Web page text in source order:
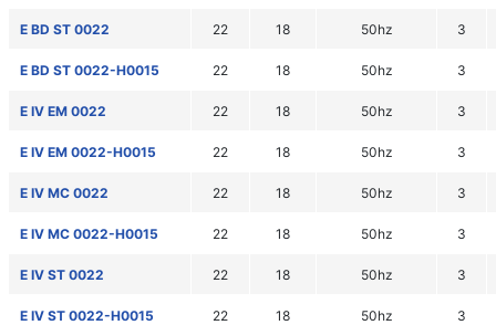
E BD ST 0022 22 18 50hz 3
E BD ST 0022-H0015 22 18 50hz 3
E IV EM 0022 22 18 50hz 3
E IV EM 0022-H0015 22 18 50hz 3
E IV MC 0022 22 18 50hz 3
E IV MC 0022-H0015 22 18 50hz 3
E IV ST 0022 22 18 50hz 3
E IV ST 0022-H0015 22 18 50hz 3